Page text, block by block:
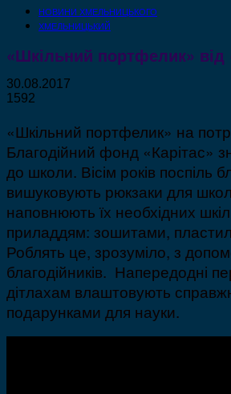
НОВИНИ ХМЕЛЬНИЦЬКОГО
ХМЕЛЬНИЦЬКИЙ
«Шкільний портфелик» від
30.08.2017
1592
«Шкільний портфелик» на
Благодійний фонд «Карітас»
до школи. Вісім років поспіль
вишуковують рюкзаки для
наповнюють їх необхідних
приладдям: зошитами,
Роблять це, зрозуміло, з
благодійників. Напередодні
дітлахам влаштовують
подарунками для науки.